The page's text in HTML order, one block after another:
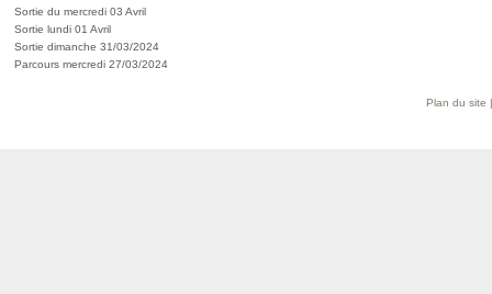
Sortie du mercredi 03 Avril
Sortie lundi 01 Avril
Sortie dimanche 31/03/2024
Parcours mercredi 27/03/2024
Plan du site